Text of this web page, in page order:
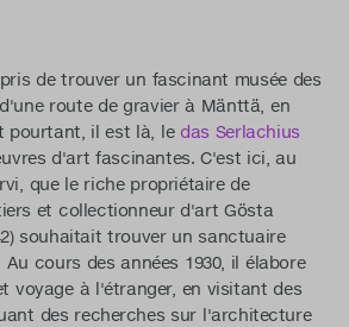
de trouver un fascinant musée des
route de gravier à Mänttä, en
pourtant, il est là, le das Serlachius
d'art fascinantes. C'est ici, au
que le riche propriétaire de
et collectionneur d'art Gösta
souhaitait trouver un sanctuaire
cours des années 1930, il élabore
voyage à l'étranger, en visitant des
des recherches sur l'architecture